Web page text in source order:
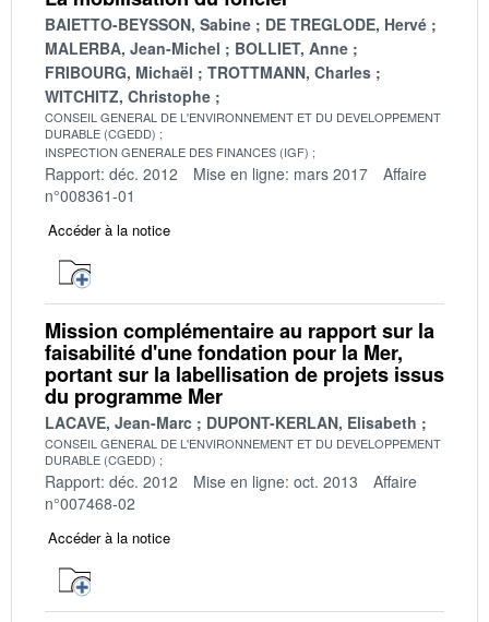
BAIETTO-BEYSSON, Sabine
DE TREGLODE, Hervé
MALERBA, Jean-Michel
BOLLIET, Anne
FRIBOURG, Michaël
TROTTMANN, Charles
WITCHITZ, Christophe
CONSEIL GENERAL DE L'ENVIRONNEMENT ET DU DEVELOPPEMENT
DURABLE (CGEDD)
INSPECTION GENERALE DES FINANCES (IGF)
Rapport: déc. 2012 Mise en ligne: mars 2017
Affaire
n°008361-01
Accéder à la notice
Mission complémentaire au rapport sur la
faisabilité d'une fondation pour la Mer,
portant sur la labellisation de projets issus
du programme Mer
LACAVE, Jean-Marc DUPONT-KERLAN, Elisabeth
CONSEIL GENERAL DE L'ENVIRONNEMENT ET DU DEVELOPPEMENT
DURABLE (CGEDD)
Rapport: déc. 2012 Mise en ligne: oct. 2013
Affaire
n°007468-02
Accéder à la notice